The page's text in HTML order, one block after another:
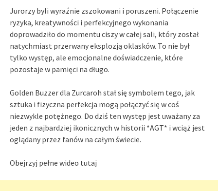
Jurorzy byli wyraźnie zszokowani i poruszeni. Połączenie
ryzyka, kreatywności i perfekcyjnego wykonania
doprowadziło do momentu ciszy w całej sali, który został
natychmiast przerwany eksplozją oklasków. To nie był
tylko występ, ale emocjonalne doświadczenie, które
pozostaje w pamięci na długo.
Golden Buzzer dla Zurcaroh stał się symbolem tego, jak
sztuka i fizyczna perfekcja mogą połączyć się w coś
niezwykle potężnego. Do dziś ten występ jest uważany za
jeden z najbardziej ikonicznych w historii *AGT* i wciąż jest
oglądany przez fanów na całym świecie.
Obejrzyj pełne wideo tutaj